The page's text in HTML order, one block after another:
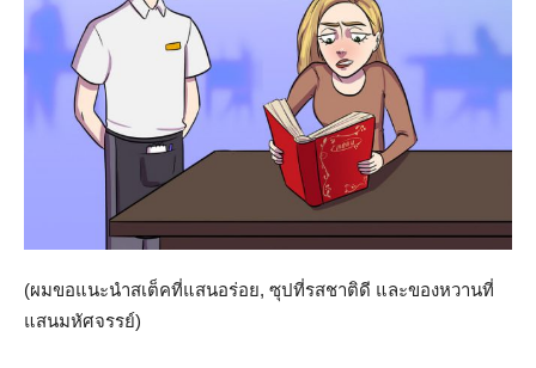
(ผมขอแนะนำสเต็คที่แสนอร่อย, ซุปที่รสชาติดี และของหวานที่
แสนมหัศจรรย์)